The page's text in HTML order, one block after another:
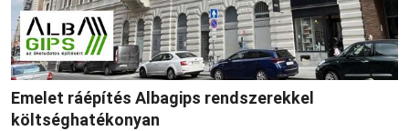
Emelet ráépítés Albagips rendszerekkel
költséghatékonyan